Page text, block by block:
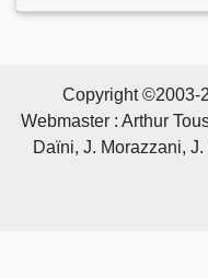
Copyright ©2003-
Webmaster : Arthur
Daïni, J. Morazzani,